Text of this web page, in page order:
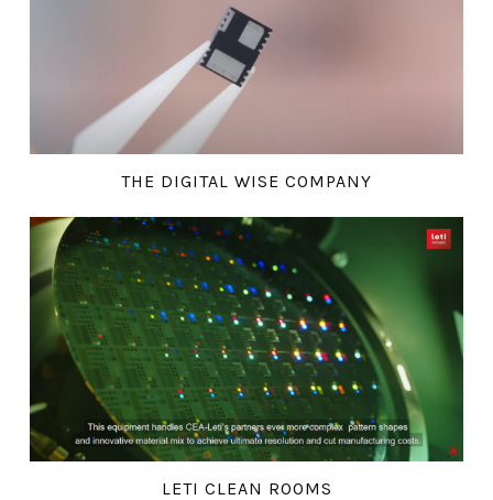
THE DIGITAL WISE COMPANY
LETI CLEAN ROOMS